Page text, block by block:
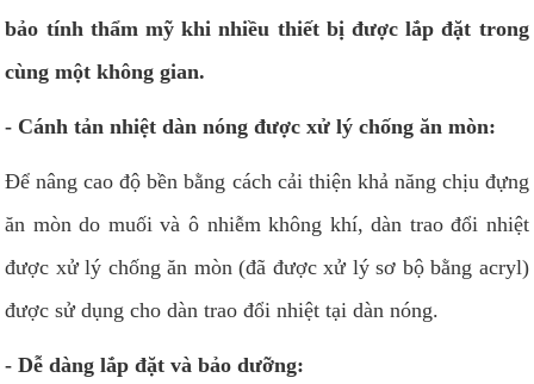
bảo tính thẩm mỹ khi nhiều thiết bị được lắp đặt trong
cùng một không gian.
- Cánh tản nhiệt dàn nóng được xử lý chống ăn mòn:
Để nâng cao độ bền bằng cách cải thiện khả năng chịu đựng
ăn mòn do muối và ô nhiễm không khí, dàn trao đổi nhiệt
được xử lý chống ăn mòn (đã được xử lý sơ bộ bằng acryl)
được sử dụng cho dàn trao đổi nhiệt tại dàn nóng.
- Dễ dàng lắp đặt và bảo dưỡng: